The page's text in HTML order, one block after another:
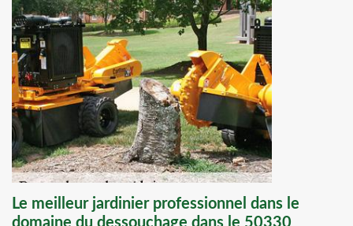
Le meilleur jardinier professionnel dans le
domaine du dessouchage dans le 50330